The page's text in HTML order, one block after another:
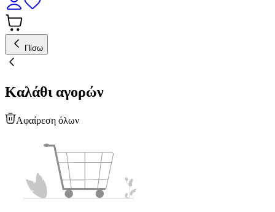
Πίσω
Καλάθι αγορών
Αφαίρεση όλων